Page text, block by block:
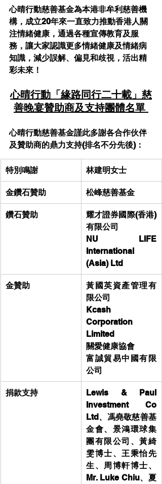
心晴行動慈善基金為本港非牟利慈善機
構，成立20年來一直致力推動香港人關
注情緒健康，通過各種宣傳教育及服
務，讓大家認識更多情緒健康及情緒病
知識，減少誤解、偏見和歧視，活出精
彩未來！
心晴行動「緣路同行二十載」慈
善晚宴贊助商及支持團體名單
心晴行動慈善基金謹此多謝各合作伙伴
及贊助商的鼎力支持(排名不分先後)：
特別鳴謝 林建明女士
金鑽石贊助 松峰慈善基金
鑽石贊助
耀才證券國際(香港)
有限公司
NU LIFE
International
(Asia) Ltd
金贊助
黃國英資產管理有
限公司
Kcash
Corporation
Limited
關愛健康協會
富誠貿易中國有限
公司
捐款支持
Lewis & Paul
Investment Co
Ltd、馮堯敬慈善基
金會、景鴻環球集
團有限公司、黃綺
雯博士、王秉怡先
生、周博軒博士、
Mr. Luke Chiu、夏